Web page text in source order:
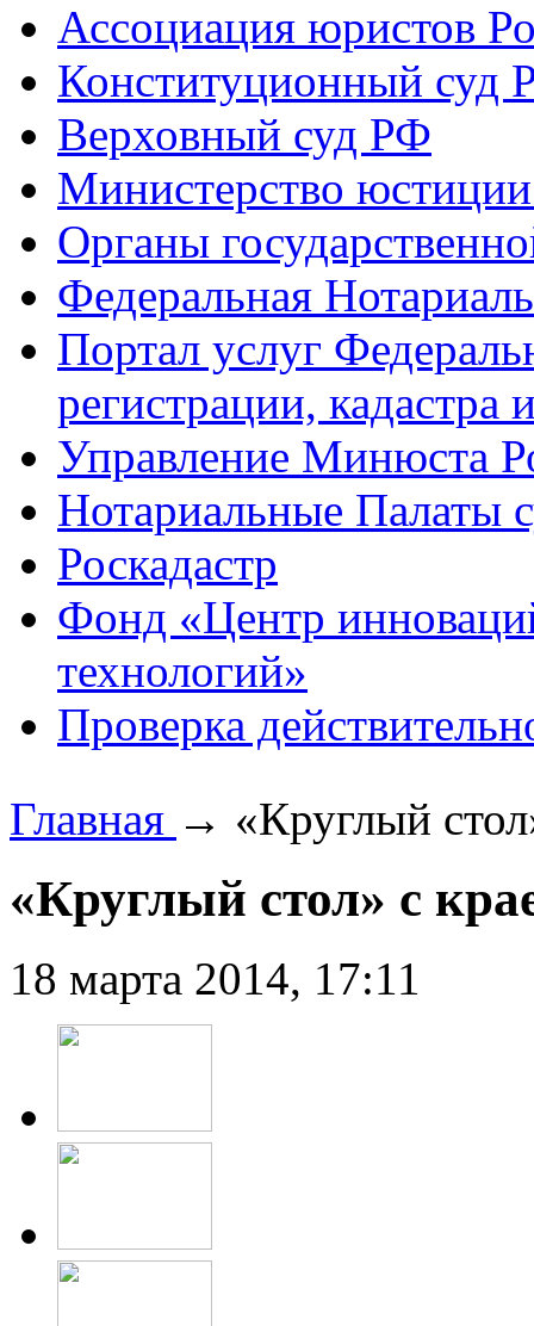
Ассоциация юристов
Конституционный суд
Верховный суд РФ
Министерство
Органы
Федеральная
Портал услуг
регистрации, кадастра
Управление Минюста
Нотариальные Палаты
Роскадастр
Фонд «Центр
технологий»
Проверка
Главная → «Круглый
«Круглый стол» с
18 марта 2014, 17:11